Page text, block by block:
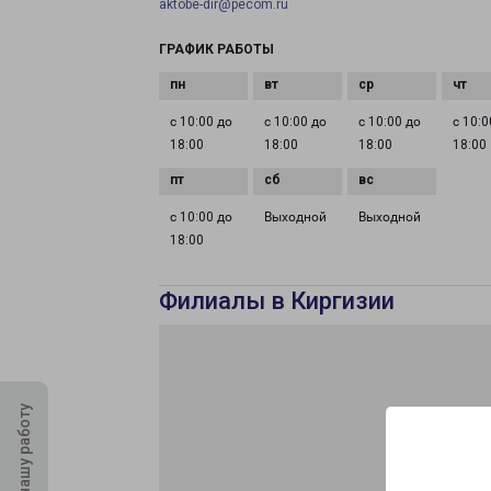
aktobe-dir@pecom.ru
ГРАФИК РАБОТЫ
с 10:00 до
18:00
с 10:00 до
18:00
с 10:00 до
18:00
с
18:00
с 10:00 до
18:00
Выходной Выходной
Филиалы в Киргизии